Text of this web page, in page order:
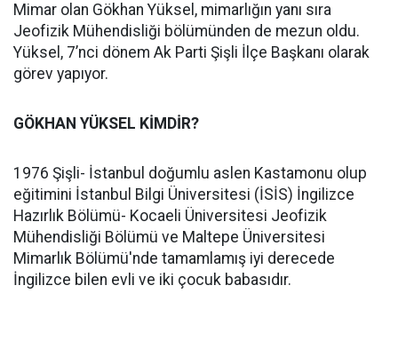
Mimar olan Gökhan Yüksel, mimarlığın yanı sıra
Jeofizik Mühendisliği bölümünden de mezun oldu.
Yüksel, 7’nci dönem Ak Parti Şişli İlçe Başkanı olarak
görev yapıyor.
GÖKHAN YÜKSEL KİMDİR?
1976 Şişli- İstanbul doğumlu aslen Kastamonu olup
eğitimini İstanbul Bilgi Üniversitesi (İSİS) İngilizce
Hazırlık Bölümü- Kocaeli Üniversitesi Jeofizik
Mühendisliği Bölümü ve Maltepe Üniversitesi
Mimarlık Bölümü'nde tamamlamış iyi derecede
İngilizce bilen evli ve iki çocuk babasıdır.